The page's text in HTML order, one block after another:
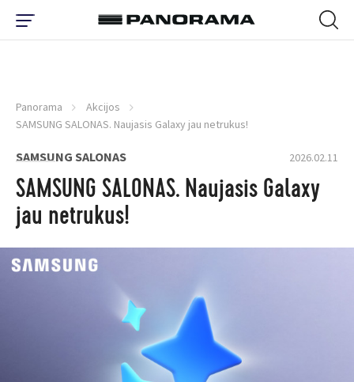
Panorama
Akcijos
SAMSUNG SALONAS. Naujasis Galaxy jau netrukus!
SAMSUNG SALONAS 2026.02.11
SAMSUNG SALONAS. Naujasis Galaxy
jau netrukus!